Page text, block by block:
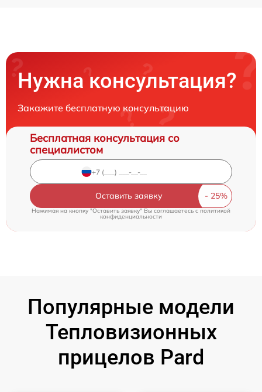
Нужна консультация?
Закажите бесплатную консультацию
Бесплатная консультация со
специалистом
Оставить заявку
Нажимая на кнопку "Оставить заявку" Вы соглашаетесь c политикой
конфиденциальности
Популярные модели
Тепловизионных
прицелов Pard